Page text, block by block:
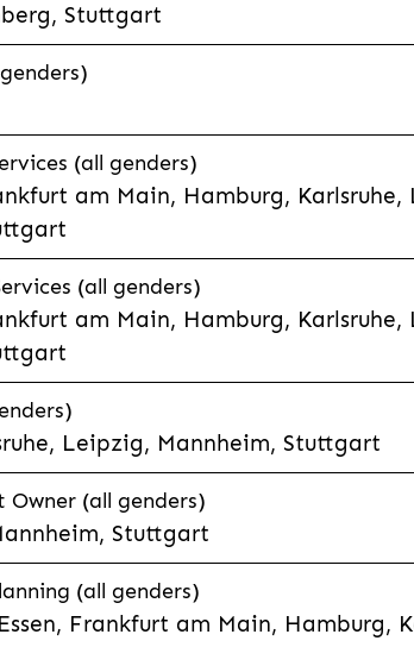
Stuttgart
(all genders)
am Main, Hamburg, Karlsruhe,
(all genders)
am Main, Hamburg, Karlsruhe,
Leipzig, Mannheim, Stuttgart
(all genders)
Stuttgart
(all genders)
Frankfurt am Main, Hamburg,